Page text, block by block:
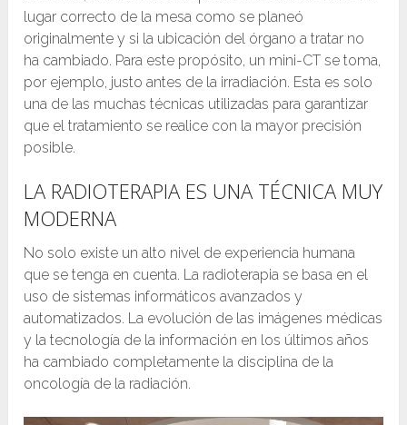
lugar correcto de la mesa como se planeó
originalmente y si la ubicación del órgano a tratar no
ha cambiado. Para este propósito, un mini-CT se toma,
por ejemplo, justo antes de la irradiación. Esta es solo
una de las muchas técnicas utilizadas para garantizar
que el tratamiento se realice con la mayor precisión
posible.
LA RADIOTERAPIA ES UNA TÉCNICA MUY
MODERNA
No solo existe un alto nivel de experiencia humana
que se tenga en cuenta. La radioterapia se basa en el
uso de sistemas informáticos avanzados y
automatizados. La evolución de las imágenes médicas
y la tecnología de la información en los últimos años
ha cambiado completamente la disciplina de la
oncología de la radiación.